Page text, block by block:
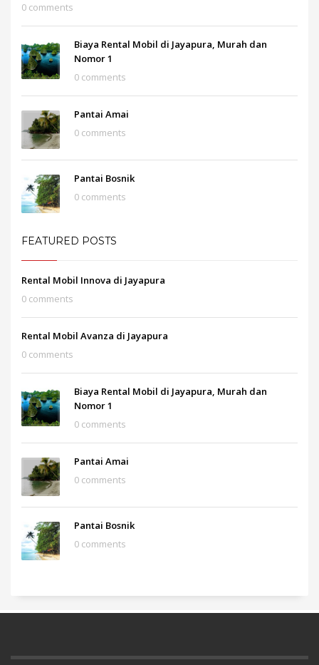
0 comments
Biaya Rental Mobil di Jayapura, Murah dan
Nomor 1
0 comments
Pantai Amai
0 comments
Pantai Bosnik
0 comments
FEATURED POSTS
Rental Mobil Innova di Jayapura
0 comments
Rental Mobil Avanza di Jayapura
0 comments
Biaya Rental Mobil di Jayapura, Murah dan
Nomor 1
0 comments
Pantai Amai
0 comments
Pantai Bosnik
0 comments